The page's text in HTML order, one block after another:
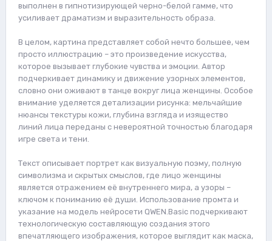
выполнен в гипнотизирующей черно-белой гамме, что
усиливает драматизм и выразительность образа.
В целом, картина представляет собой нечто большее, чем
просто иллюстрацию – это произведение искусства,
которое вызывает глубокие чувства и эмоции. Автор
подчеркивает динамику и движение узорных элементов,
словно они оживают в танце вокруг лица женщины. Особое
внимание уделяется детализации рисунка: мельчайшие
нюансы текстуры кожи, глубина взгляда и изящество
линий лица переданы с невероятной точностью благодаря
игре света и тени.
Текст описывает портрет как визуальную поэму, полную
символизма и скрытых смыслов, где лицо женщины
является отражением её внутреннего мира, а узоры –
ключом к пониманию её души. Использование промта и
указание на модель нейросети QWEN.Basic подчеркивают
технологическую составляющую создания этого
впечатляющего изображения, которое выглядит как маска,